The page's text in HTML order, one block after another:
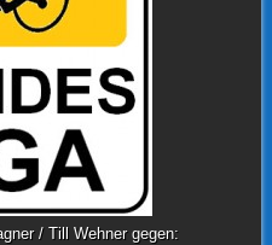
/ Till Wehner gegen: